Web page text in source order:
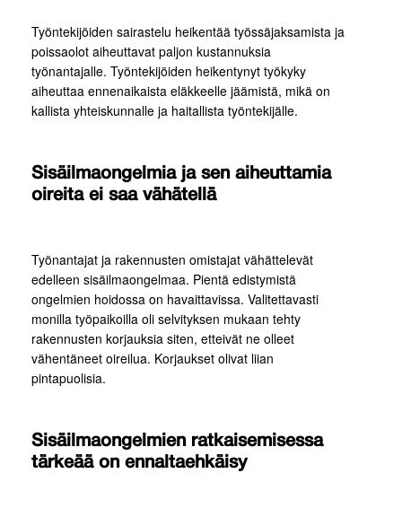
Työntekijöiden sairastelu heikentää työssäjaksamista ja
poissaolot aiheuttavat paljon kustannuksia
työnantajalle. Työntekijöiden heikentynyt työkyky
aiheuttaa ennenaikaista eläkkeelle jäämistä, mikä on
kallista yhteiskunnalle ja haitallista työntekijälle.
Sisäilmaongelmia ja sen aiheuttamia
oireita ei saa vähätellä
Työnantajat ja rakennusten omistajat vähättelevät
edelleen sisäilmaongelmaa. Pientä edistymistä
ongelmien hoidossa on havaittavissa. Valitettavasti
monilla työpaikoilla oli selvityksen mukaan tehty
rakennusten korjauksia siten, etteivät ne olleet
vähentäneet oireilua. Korjaukset olivat liian
pintapuolisia.
Sisäilmaongelmien ratkaisemisessa
tärkeää on ennaltaehkäisy